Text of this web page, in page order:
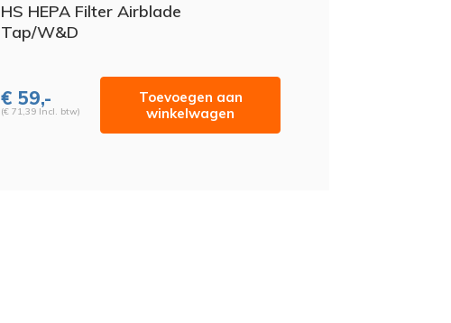
HS HEPA Filter Airblade
Tap/W&D
€ 59,-
(€ 71,39 Incl. btw)
Toevoegen aan
winkelwagen